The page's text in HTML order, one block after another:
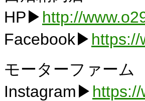
HP▶ http://
Facebook▶ https://
モーターファーム
Instagram▶